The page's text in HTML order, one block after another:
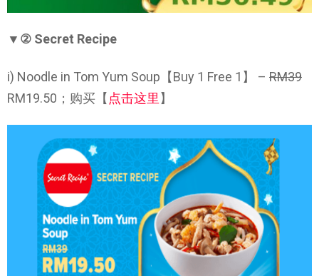
▼② Secret Recipe
i) Noodle in Tom Yum Soup【Buy 1 Free 1】 – RM39
RM19.50；购买【点击这里】